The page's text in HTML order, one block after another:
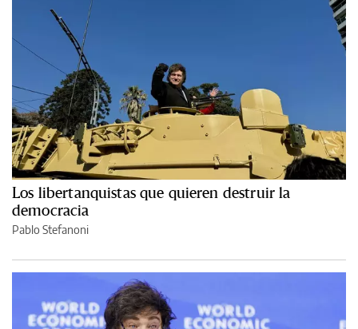
Los libertanquistas que quieren destruir la
democracia
Pablo Stefanoni